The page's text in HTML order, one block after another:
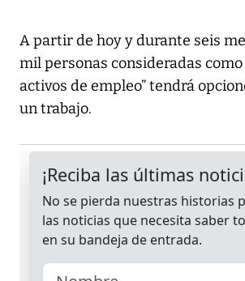
A partir de hoy y durante seis
mil personas consideradas como
activos de empleo” tendrá
un trabajo.